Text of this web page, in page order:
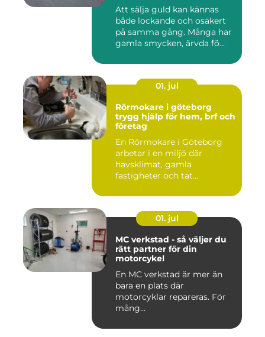
Att sälja guld kan kännas
både lockande och osäkert
på samma gång. Många har
gamla smycken, ärvda fö...
01. jul
Rörmokare i göteborg
trygg hjälp för hem, brf och
företag
En Rörmokare i Göteborg
arbetar i en miljö där
havsklimat, gamla
fastigheter och tät
01. jul
MC verkstad - så väljer du
rätt partner för din
motorcykel
En MC verkstad är mer än
bara en plats där
motorcyklar repareras. För
mång...